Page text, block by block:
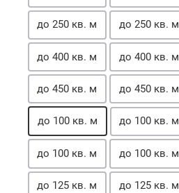
до 250 кв. м до 250 кв. м
до 400 кв. м до 400 кв. м
до 450 кв. м до 450 кв. м
до 100 кв. м до 100 кв. м
до 100 кв. м до 100 кв. м
до 125 кв. м до 125 кв. м